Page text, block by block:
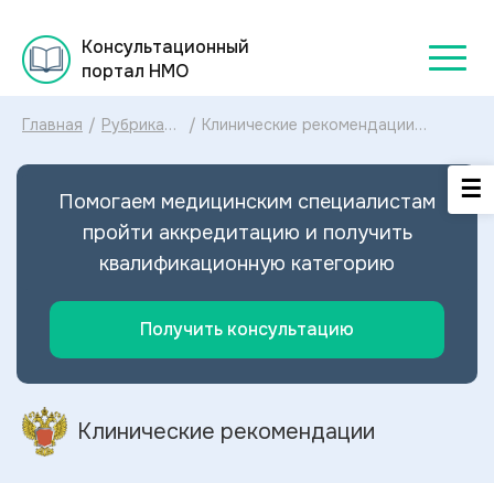
Консультационный
портал НМО
Главная / Рубрикатор
рекомендаций
/ Клинические рекомендации
сердца МКБ-10: диагностика и
лечение Стабильной ишемической
болезни сердца 2024
Помогаем медицинским специалистам
пройти аккредитацию и получить
квалификационную категорию
Получить консультацию
Клинические рекомендации